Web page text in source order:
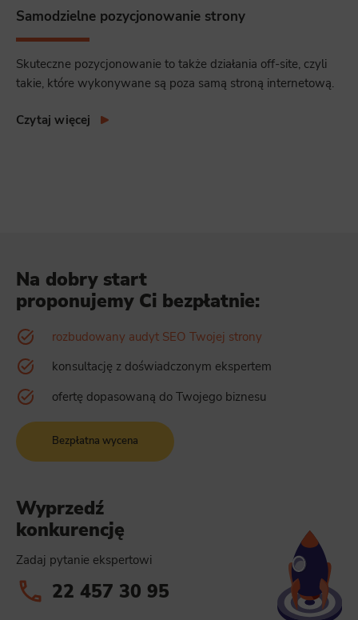
Samodzielne pozycjonowanie strony
Skuteczne pozycjonowanie to także działania off-site, czyli
takie, które wykonywane są poza samą stroną internetową.
Czytaj więcej
Na dobry start
proponujemy Ci bezpłatnie:
rozbudowany audyt SEO Twojej strony
konsultację z doświadczonym ekspertem
ofertę dopasowaną do Twojego biznesu
Bezpłatna wycena
Wyprzedź
konkurencję
Zadaj pytanie ekspertowi
22 457 30 95